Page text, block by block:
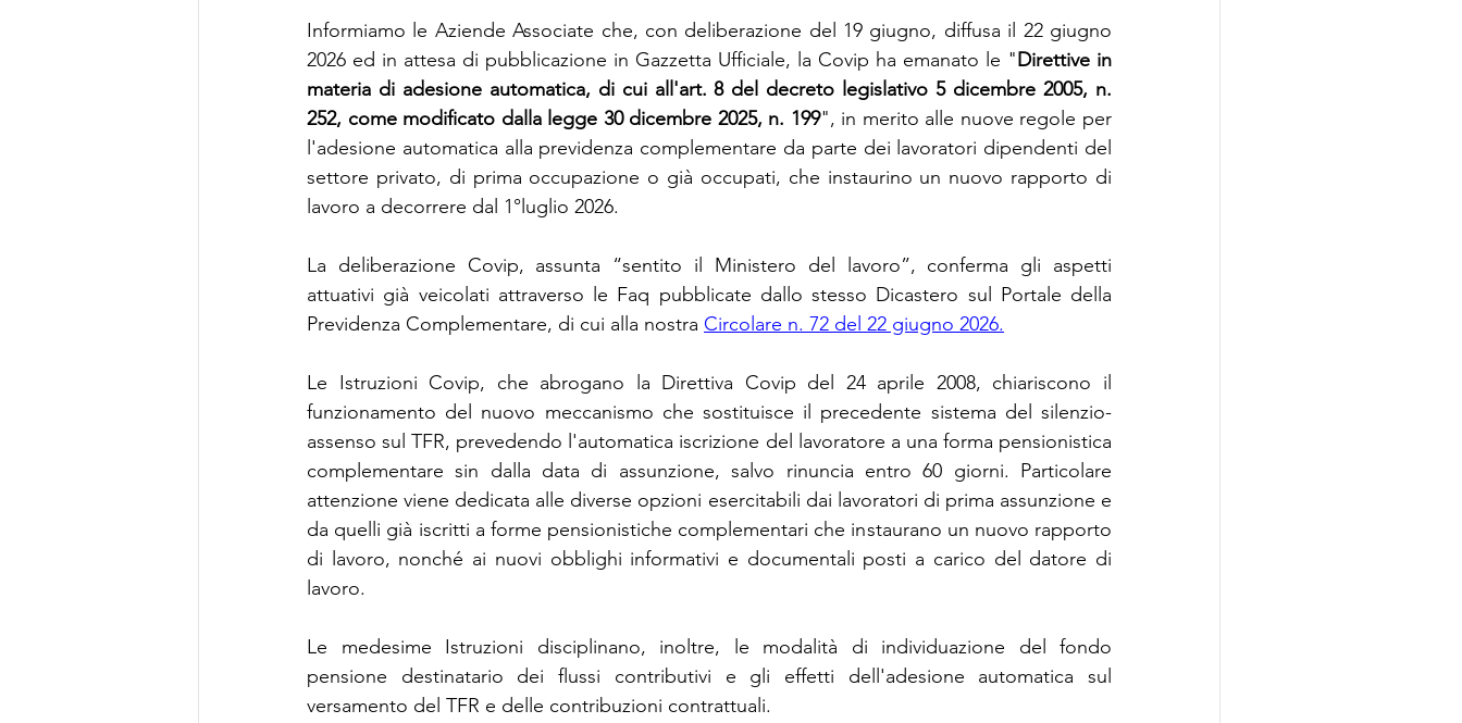
Informiamo le Aziende Associate che, con deliberazione del 19 giugno, diffusa il 22 giugno
2026 ed in attesa di pubblicazione in Gazzetta Ufficiale, la Covip ha emanato le "Direttive in
materia di adesione automatica, di cui all'art. 8 del decreto legislativo 5 dicembre 2005, n.
252, come modificato dalla legge 30 dicembre 2025, n. 199", in merito alle nuove regole per
l'adesione automatica alla previdenza complementare da parte dei lavoratori dipendenti del
settore privato, di prima occupazione o già occupati, che instaurino un nuovo rapporto di
lavoro a decorrere dal 1°luglio 2026.
La deliberazione Covip, assunta “sentito il Ministero del lavoro”, conferma gli aspetti
attuativi già veicolati attraverso le Faq pubblicate dallo stesso Dicastero sul Portale della
Previdenza Complementare, di cui alla nostra Circolare n. 72 del 22 giugno 2026.
Le Istruzioni Covip, che abrogano la Direttiva Covip del 24 aprile 2008, chiariscono il
funzionamento del nuovo meccanismo che sostituisce il precedente sistema del silenzio-
assenso sul TFR, prevedendo l'automatica iscrizione del lavoratore a una forma pensionistica
complementare sin dalla data di assunzione, salvo rinuncia entro 60 giorni. Particolare
attenzione viene dedicata alle diverse opzioni esercitabili dai lavoratori di prima assunzione e
da quelli già iscritti a forme pensionistiche complementari che instaurano un nuovo rapporto
di lavoro, nonché ai nuovi obblighi informativi e documentali posti a carico del datore di
lavoro.
Le medesime Istruzioni disciplinano, inoltre, le modalità di individuazione del fondo
pensione destinatario dei flussi contributivi e gli effetti dell'adesione automatica sul
versamento del TFR e delle contribuzioni contrattuali.